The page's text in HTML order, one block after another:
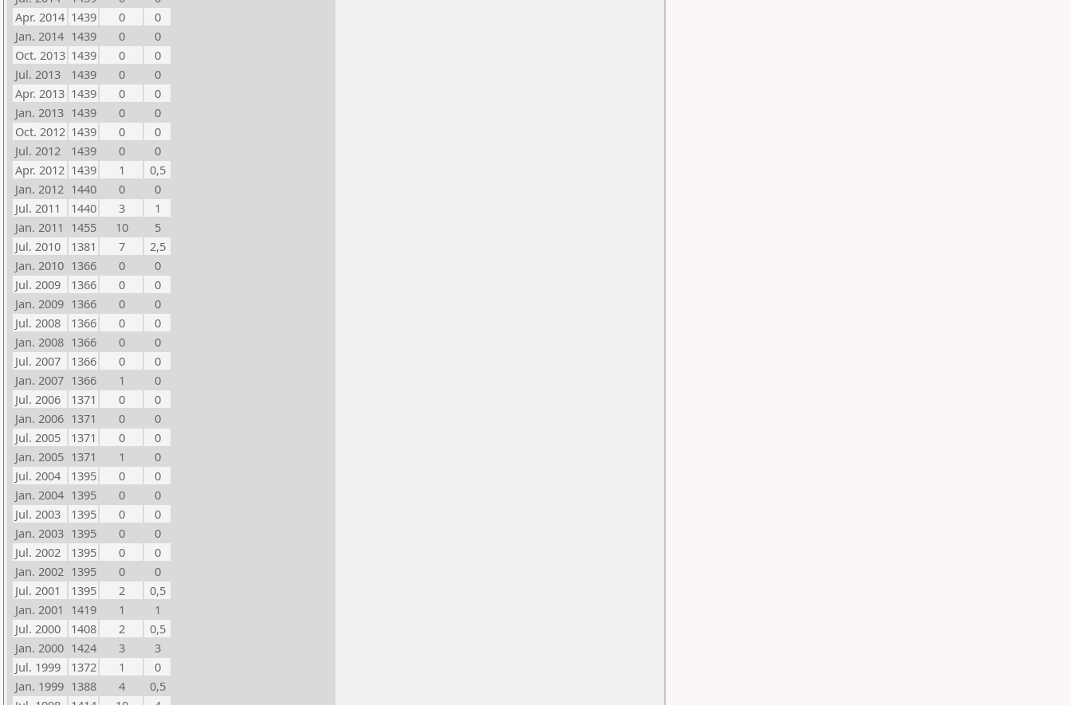
Apr. 2014 1439 0
0
Jan. 2014 1439 0
0
Oct. 2013 1439 0
0
Jul. 2013
1439 0
0
Apr. 2013 1439 0
0
Jan. 2013 1439 0
0
Oct. 2012 1439 0
0
Jul. 2012
1439 0
0
Apr. 2012 1439 1
0,5
Jan. 2012 1440 0
0
Jul. 2011
1440 3
1
Jan. 2011 1455 10
5
Jul. 2010
1381 7
2,5
Jan. 2010 1366 0
0
Jul. 2009
1366 0
0
Jan. 2009 1366 0
0
Jul. 2008
1366 0
0
Jan. 2008 1366 0
0
Jul. 2007
1366 0
0
Jan. 2007 1366 1
0
Jul. 2006
1371 0
0
Jan. 2006 1371 0
0
Jul. 2005
1371 0
0
Jan. 2005 1371 1
0
Jul. 2004
1395 0
0
Jan. 2004 1395 0
0
Jul. 2003
1395 0
0
Jan. 2003 1395 0
0
Jul. 2002
1395 0
0
Jan. 2002 1395 0
0
Jul. 2001
1395 2
0,5
Jan. 2001 1419 1
1
Jul. 2000
1408 2
0,5
Jan. 2000 1424 3
3
Jul. 1999
1372 1
0
Jan. 1999 1388 4
0,5